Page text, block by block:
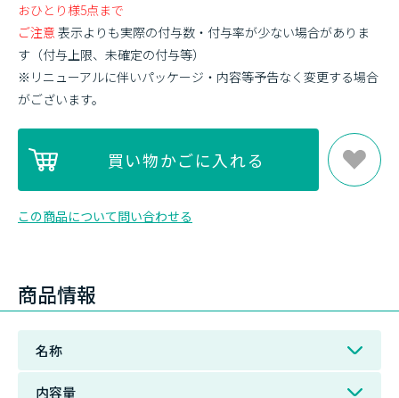
おひとり様5点まで
ご注意 表示よりも実際の付与数・付与率が少ない場合がありま
す（付与上限、未確定の付与等）
※リニューアルに伴いパッケージ・内容等予告なく変更する場合
がございます。
この商品について問い合わせる
商品情報
名称
内容量